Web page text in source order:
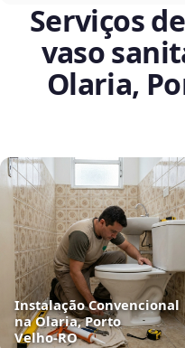
Serviços
vaso
Olaria,
Instalação Convencional
na Olaria, Porto
Velho‑RO